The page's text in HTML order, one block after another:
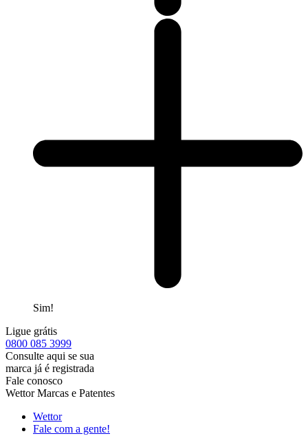
Sim!
Ligue grátis
0800 085 3999
Consulte aqui se sua
marca já é registrada
Fale conosco
Wettor Marcas e Patentes
Wettor
Fale com a gente!